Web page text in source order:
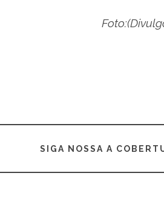
SIGA NOSSA A